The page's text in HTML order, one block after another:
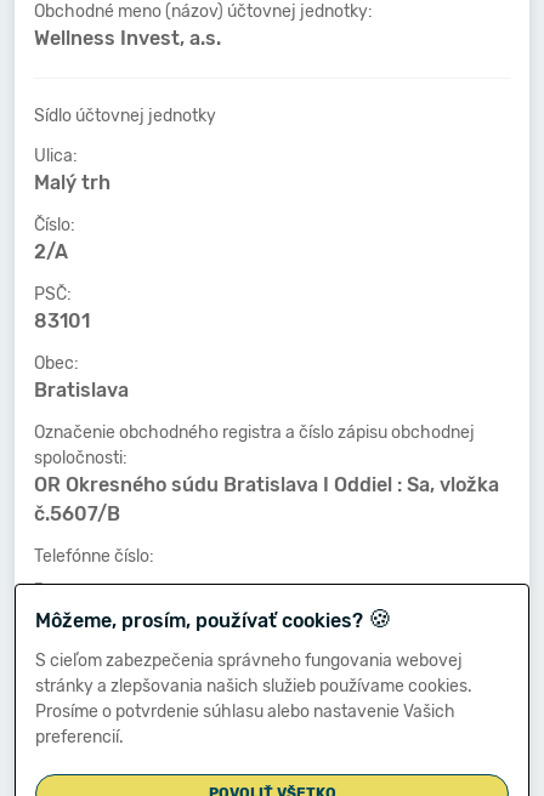
Obchodné meno (názov) účtovnej jednotky:
Wellness Invest, a.s.
Sídlo účtovnej jednotky
Ulica:
Malý trh
Číslo:
2/A
PSČ:
83101
Obec:
Bratislava
Označenie obchodného registra a číslo zápisu obchodnej
spoločnosti:
OR Okresného súdu Bratislava I Oddiel : Sa, vložka
č.5607/B
Telefónne číslo:
-
Faxové číslo:
-
E-mailová adresa:
-
Môžeme, prosím, používať cookies? 🍪
S cieľom zabezpečenia správneho fungovania webovej
stránky a zlepšovania našich služieb používame cookies.
Prosíme o potvrdenie súhlasu alebo nastavenie Vašich
preferencií.